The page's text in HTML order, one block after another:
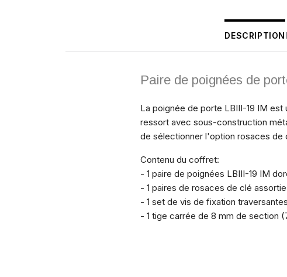
DESCRIPTION
Paire de poignées de
La poignée de porte LBIII-19 IM
ressort avec sous-construction
de sélectionner l'option rosaces de
Contenu du coffret:
- 1 paire de poignées LBIII-19 IM
- 1 paires de rosaces de clé
- 1 set de vis de fixation traversantes
- 1 tige carrée de 8 mm de section